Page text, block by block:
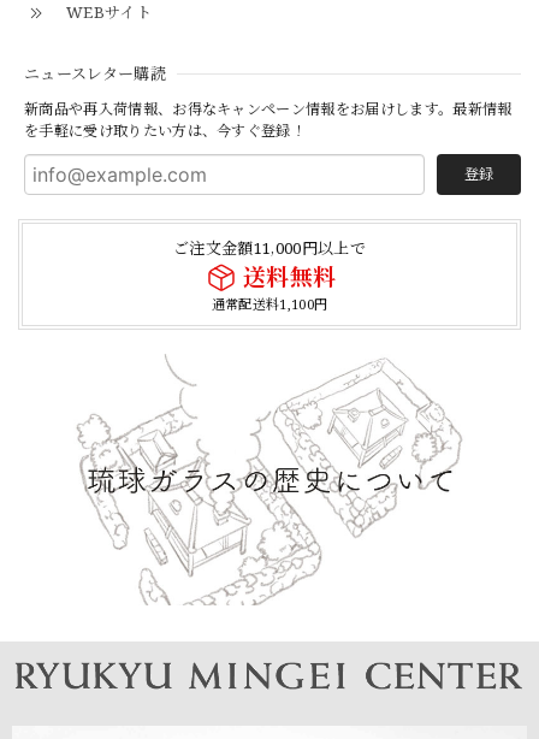
WEBサイト
ニュースレター購読
新商品や再入荷情報、お得なキャンペーン情報をお届けします。最新情報
を手軽に受け取りたい方は、今すぐ登録！
登録
ご注文金額11,000円以上で
送料無料
通常配送料1,100円